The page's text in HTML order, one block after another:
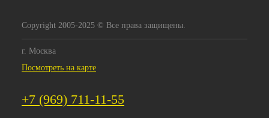
Copyright 2005-2025 © Все права защищены.
г. Москва
Посмотреть на карте
+7 (969) 711-11-55